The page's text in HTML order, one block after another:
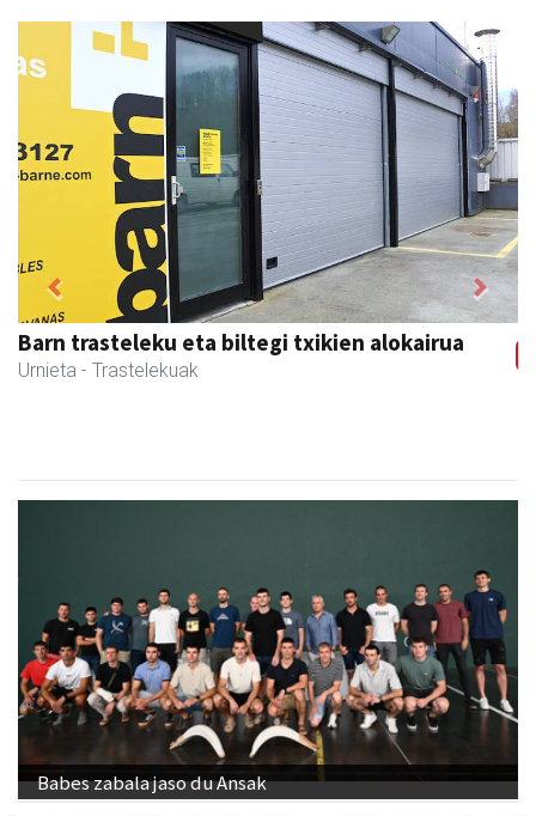
Ikasmin ikasketa zentroa
Urnieta - Ikasketa zentroak
Previous Next
Babes zabala jaso du Ansak